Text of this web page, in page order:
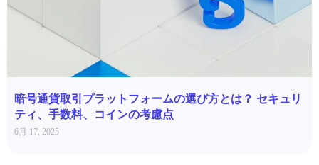
暗号通貨取引プラットフォームの選び方とは？ セキュリ
ティ、手数料、コインの考慮点
6月 17, 2025